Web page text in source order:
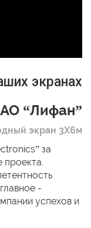
экранах
“Лифан”
экран 3Х6м
за
-
успехов и